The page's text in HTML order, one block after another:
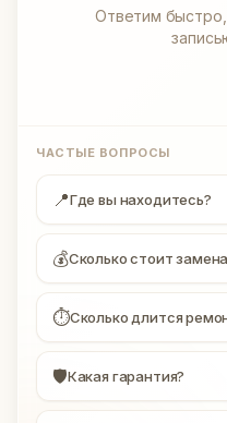
Ответим
ЧАСТЫЕ ВОПРОСЫ
📍Где вы находитесь?
💰Сколько стоит
⏱Сколько длится
🛡Какая гарантия?